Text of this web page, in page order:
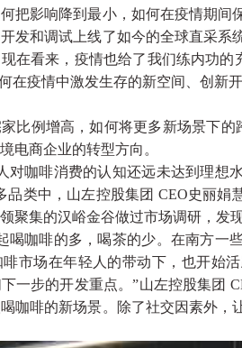
把影响降到最小，如何在疫情期间
发和调试上线了如今的全球直采系
在看来，疫情也给了我们练内功的
在疫情中激发生存的新空间、创新
比例增高，如何将更多新场景下的
电商企业的转型方向。
咖啡消费的认知还远未达到理想
品类中，山左控股集团 CEO史丽娟
聚集的汉峪金谷做过市场调研，发
咖啡的多，喝茶的少。在南方一
啡市场在年轻人的带动下，也开始
一步的开发重点。”山左控股集团
咖啡的新场景。除了社交因素外，